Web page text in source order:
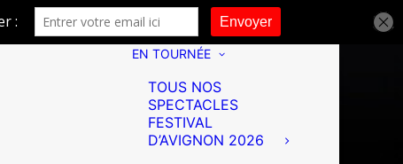
EN TOURNÉE
TOUS NOS
SPECTACLES
FESTIVAL
D’AVIGNON 2026